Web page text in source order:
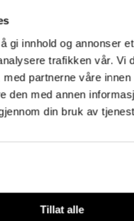
gi innhold og annonser
trafikken vår. Vi
partnerne våre
den med annen
din bruk av
Tillat alle